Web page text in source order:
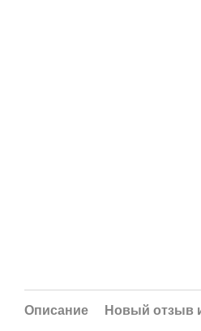
Описание Новый отзыв